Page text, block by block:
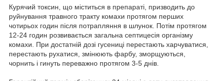
Курячий токсин, що міститься в препараті, призводить до
руйнування травного тракту комахи протягом перших
чотирьох годин після потрапляння в шлунок. Потім протягом
12-24 годин розвивається загальна септицесія організму
комахи. При достатній дозі гусениці перестають харчуватися,
перестають рухатися, змінюють фарбу, зморщуються,
чорнить і гинуть переважно протягом 3-5 днів.